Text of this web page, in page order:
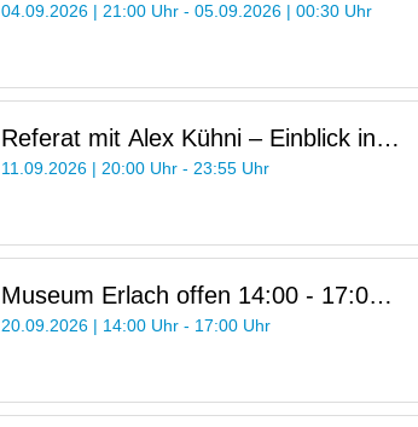
04.09.2026 | 21:00 Uhr - 05.09.2026 | 00:30 Uhr
Referat mit Alex Kühni – Einblick in
die Arbeit als Kriegsfotograf
11.09.2026 | 20:00 Uhr - 23:55 Uhr
Museum Erlach offen 14:00 - 17:00
Uhr
20.09.2026 | 14:00 Uhr - 17:00 Uhr